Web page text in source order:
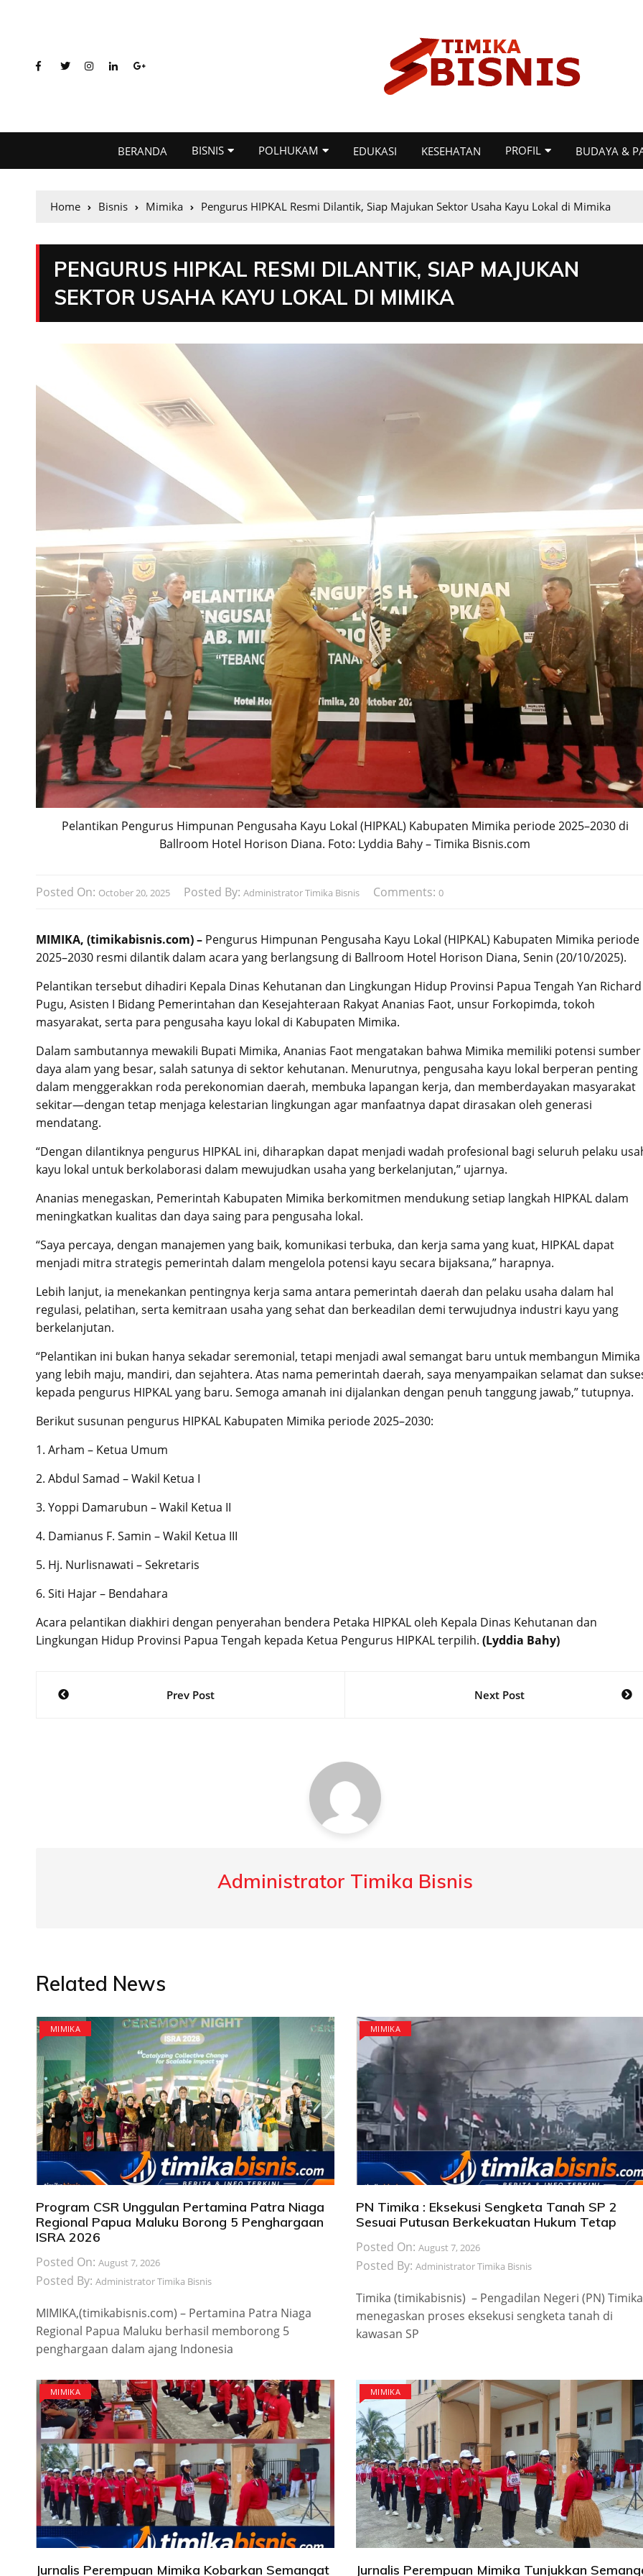
BERANDA BISNIS POLHUKAM EDUKASI KESEHATAN PROFIL BUDAYA &
Home Bisnis Mimika Pengurus HIPKAL Resmi Dilantik, Siap Majukan Sektor Usaha Kayu Lokal di Mimika
PENGURUS HIPKAL RESMI DILANTIK, SIAP MAJUKAN
SEKTOR USAHA KAYU LOKAL DI MIMIKA
Pelantikan Pengurus Himpunan Pengusaha Kayu Lokal (HIPKAL) Kabupaten Mimika periode 2025–2030 di
Ballroom Hotel Horison Diana. Foto: Lyddia Bahy – Timika Bisnis.com
Posted On: October 20, 2025 Posted By: Administrator Timika Bisnis Comments: 0
MIMIKA, (timikabisnis.com) – Pengurus Himpunan Pengusaha Kayu Lokal (HIPKAL) Kabupaten Mimika periode
2025–2030 resmi dilantik dalam acara yang berlangsung di Ballroom Hotel Horison Diana, Senin (20/10/2025).
Pelantikan tersebut dihadiri Kepala Dinas Kehutanan dan Lingkungan Hidup Provinsi Papua Tengah Yan Richard
Pugu, Asisten I Bidang Pemerintahan dan Kesejahteraan Rakyat Ananias Faot, unsur Forkopimda, tokoh
masyarakat, serta para pengusaha kayu lokal di Kabupaten Mimika.
Dalam sambutannya mewakili Bupati Mimika, Ananias Faot mengatakan bahwa Mimika memiliki potensi sumber
daya alam yang besar, salah satunya di sektor kehutanan. Menurutnya, pengusaha kayu lokal berperan penting
dalam menggerakkan roda perekonomian daerah, membuka lapangan kerja, dan memberdayakan masyarakat
sekitar—dengan tetap menjaga kelestarian lingkungan agar manfaatnya dapat dirasakan oleh generasi
mendatang.
“Dengan dilantiknya pengurus HIPKAL ini, diharapkan dapat menjadi wadah profesional bagi seluruh pelaku
kayu lokal untuk berkolaborasi dalam mewujudkan usaha yang berkelanjutan,” ujarnya.
Ananias menegaskan, Pemerintah Kabupaten Mimika berkomitmen mendukung setiap langkah HIPKAL dalam
meningkatkan kualitas dan daya saing para pengusaha lokal.
“Saya percaya, dengan manajemen yang baik, komunikasi terbuka, dan kerja sama yang kuat, HIPKAL dapat
menjadi mitra strategis pemerintah dalam mengelola potensi kayu secara bijaksana,” harapnya.
Lebih lanjut, ia menekankan pentingnya kerja sama antara pemerintah daerah dan pelaku usaha dalam hal
regulasi, pelatihan, serta kemitraan usaha yang sehat dan berkeadilan demi terwujudnya industri kayu yang
berkelanjutan.
“Pelantikan ini bukan hanya sekadar seremonial, tetapi menjadi awal semangat baru untuk membangun Mimika
yang lebih maju, mandiri, dan sejahtera. Atas nama pemerintah daerah, saya menyampaikan selamat dan
kepada pengurus HIPKAL yang baru. Semoga amanah ini dijalankan dengan penuh tanggung jawab,” tutupnya.
Berikut susunan pengurus HIPKAL Kabupaten Mimika periode 2025–2030:
1. Arham – Ketua Umum
2. Abdul Samad – Wakil Ketua I
3. Yoppi Damarubun – Wakil Ketua II
4. Damianus F. Samin – Wakil Ketua III
5. Hj. Nurlisnawati – Sekretaris
6. Siti Hajar – Bendahara
Acara pelantikan diakhiri dengan penyerahan bendera Petaka HIPKAL oleh Kepala Dinas Kehutanan dan
Lingkungan Hidup Provinsi Papua Tengah kepada Ketua Pengurus HIPKAL terpilih. (Lyddia Bahy)
Post
Prev Post Next Post
Administrator Timika Bisnis
Related News
MIMIKA
Program CSR Unggulan Pertamina Patra Niaga
Regional Papua Maluku Borong 5 Penghargaan
ISRA 2026
Posted On: August 7, 2026
Posted By: Administrator Timika Bisnis
MIMIKA,(timikabisnis.com) – Pertamina Patra Niaga
Regional Papua Maluku berhasil memborong 5
penghargaan dalam ajang Indonesia
MIMIKA
PN Timika : Eksekusi Sengketa Tanah SP 2
Sesuai Putusan Berkekuatan Hukum Tetap
Posted On: August 7, 2026
Posted By: Administrator Timika Bisnis
Timika (timikabisnis) – Pengadilan Negeri (PN) Timika
menegaskan proses eksekusi sengketa tanah di
kawasan SP
MIMIKA
Jurnalis Perempuan Mimika Kobarkan Semangat
MIMIKA
Jurnalis Perempuan Mimika Tunjukkan